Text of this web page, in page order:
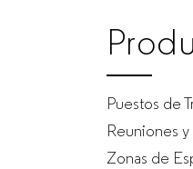
Puestos de
Reuniones
Zonas de